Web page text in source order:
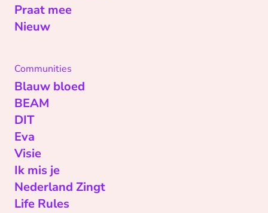
Praat mee
Nieuw
Communities
Blauw bloed
BEAM
DIT
Eva
Visie
Ik mis je
Nederland Zingt
Life Rules